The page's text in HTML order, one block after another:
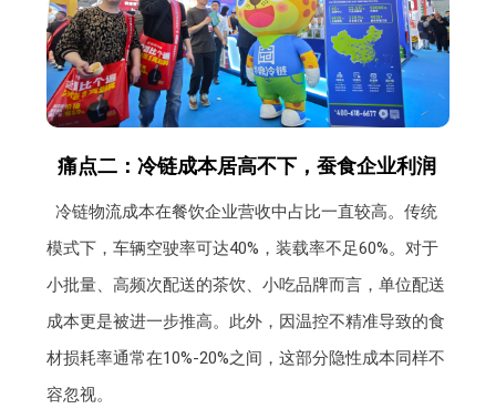
痛点二：冷链成本居高不下，蚕食企业利润
冷链物流成本在餐饮企业营收中占比一直较高。传统
模式下，车辆空驶率可达40%，装载率不足60%。对于
小批量、高频次配送的茶饮、小吃品牌而言，单位配送
成本更是被进一步推高。此外，因温控不精准导致的食
材损耗率通常在10%-20%之间，这部分隐性成本同样不
容忽视。